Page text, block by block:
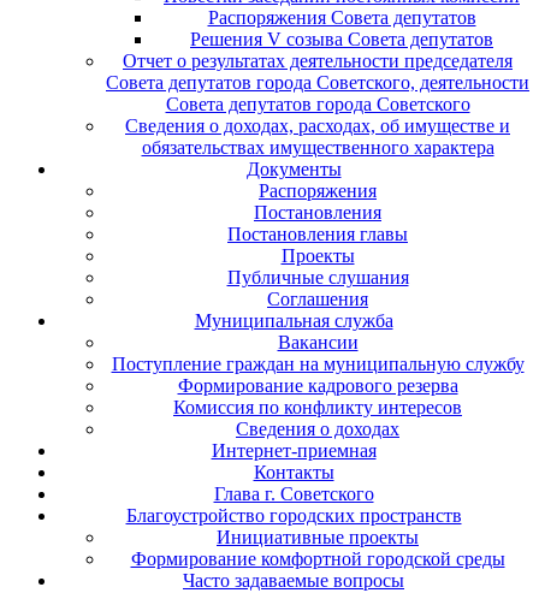
Распоряжения Совета депутатов
Решения V созыва Совета депутатов
Отчет о результатах деятельности председателя
Совета депутатов города Советского, деятельности
Совета депутатов города Советского
Сведения о доходах, расходах, об имуществе и
обязательствах имущественного характера
Документы
Распоряжения
Постановления
Постановления главы
Проекты
Публичные слушания
Соглашения
Муниципальная служба
Вакансии
Поступление граждан на муниципальную службу
Формирование кадрового резерва
Комиссия по конфликту интересов
Сведения о доходах
Интернет-приемная
Контакты
Глава г. Советского
Благоустройство городских пространств
Инициативные проекты
Формирование комфортной городской среды
Часто задаваемые вопросы